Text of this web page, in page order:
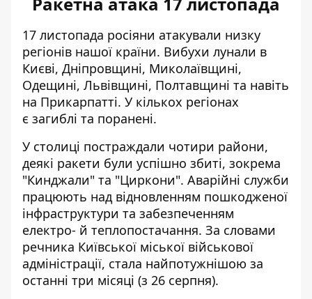
17 листопада росіяни атакували низку
регіонів нашої країни. Вибухи лунали в
Києві, Дніпровщині, Миколаївщині,
Одещині, Львівщині, Полтавщині та навіть
на Прикарпатті. У кількох регіонах
є загиблі та поранені.
У столиці постраждали чотири райони,
деякі ракети були успішно збиті, зокрема
"Кинджали" та "Циркони". Аварійні служби
працюють над відновленням пошкодженої
інфраструктури та забезпеченням
електро- й теплопостачання. За словами
речника Київської міської військової
адміністрації, стала найпотужнішою за
останні три місяці (з 26 серпня).